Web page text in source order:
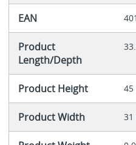
EAN
Product
Length/Depth
Product Height 45
Product Width 31